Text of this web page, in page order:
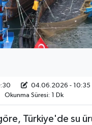
04.06.2026 - 10:35
Okunma Süresi: 1 Dk
Türkiye'de su